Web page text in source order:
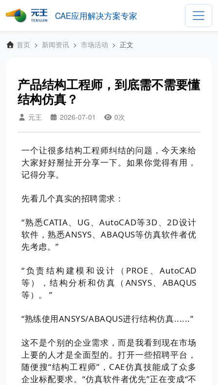
CAE应用解决方案专家
首页 新闻资讯 市场活动 正文
产品结构工程师，到底需不需要懂
结构仿真？
元王 2026-07-01 0次
一个让很多结构工程师纠结的问题，今天来给
大家好好掰扯开分享一下。如果你觉得有用，
记得分享。
先看几个真实的招聘需求：
“熟悉CATIA、UG、AutoCAD等3D、2D设计
软件，熟悉ANSYS、ABAQUS等仿真软件者优
先考虑。”
“负责结构建模和设计（PROE、AutoCAD
等），结构分析和仿真（ANSYS、ABAQUS
等）。 ”
“熟练使用ANSYS/ABAQUS进行结构仿真......”
这不是个别的企业需求，而是我看到现在市场
上要的人才是全面型的。打开一些招聘平台，
随便搜“结构工程师”，CAE仿真技能成了众多
企业标配要求。“仿真软件者优先”正在变成“不